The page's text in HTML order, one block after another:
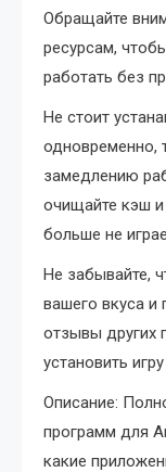
Обращайте
ресурсам,
работать без
Не стоит
одновременно,
замедлению
очищайте кэш
больше не
Не забывайте,
вашего вкуса и
отзывы других
установить
Описание:
программ для
какие